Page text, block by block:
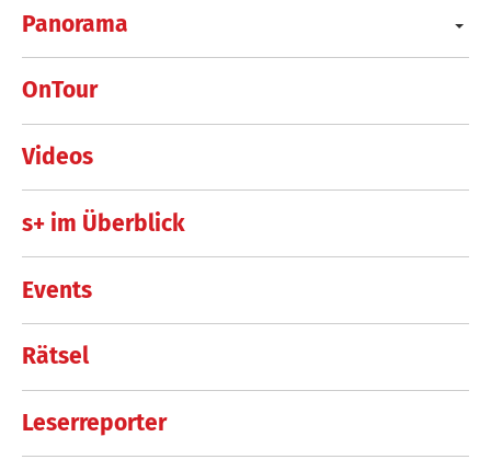
Panorama
OnTour
Videos
s+ im Überblick
Events
Rätsel
Leserreporter